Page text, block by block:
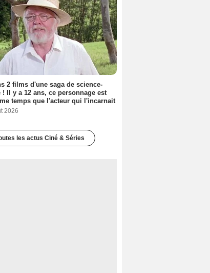
2 films d'une saga de science-
Il y a 12 ans, ce personnage est
temps que l'acteur qui l'incarnait
2026
les actus Ciné & Séries